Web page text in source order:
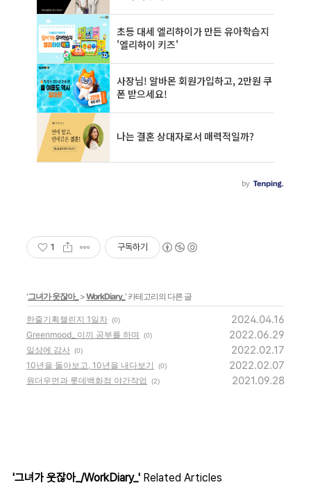
1 구독하기
'그녀가 웃잖아_ >WorkDiary_ ' 카테고리의 다른 글
한줄기획챌린지 1일차 (0) 2024.04.16
Greenmood_ 이끼 공부를 하며 (0) 2022.06.29
일상에 감사 (0) 2022.02.17
10년을 돌아보고, 10년을 내다보기 (0) 2022.02.07
원더우먼과 롯데백화점 야간작업 (2) 2021.09.28
'그녀가 웃잖아_/WorkDiary_' Related Articles